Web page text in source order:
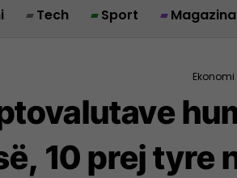
Tech Sport Magazina
Ekonomi
10 prej tyre